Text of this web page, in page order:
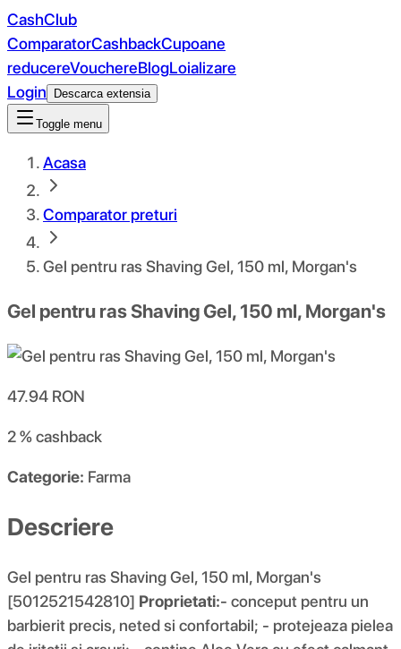
CashClub
ComparatorCashbackCupoane
reducereVouchereBlogLoializare
Login
Descarca extensia
Toggle menu
Acasa
Comparator preturi
Gel pentru ras Shaving Gel, 150 ml, Morgan's
Gel pentru ras Shaving Gel, 150 ml, Morgan's
47.94 RON
2 %cashback
Categorie: Farma
Descriere
Gel pentru ras Shaving Gel, 150 ml, Morgan's
[5012521542810] Proprietati:- conceput pentru un
barbierit precis, neted si confortabil; - protejeaza pielea